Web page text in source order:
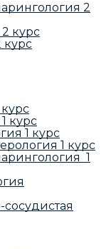
2
курс
курс
курс
1 курс
1 курс
1